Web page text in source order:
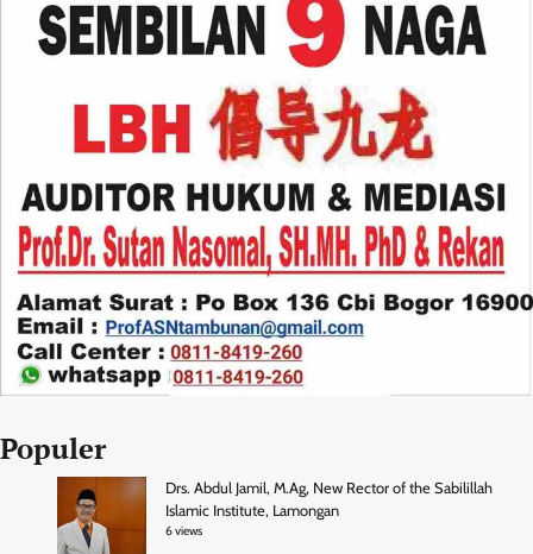
Populer
Drs. Abdul Jamil, M.Ag, New Rector of the Sabilillah
Islamic Institute, Lamongan
6 views